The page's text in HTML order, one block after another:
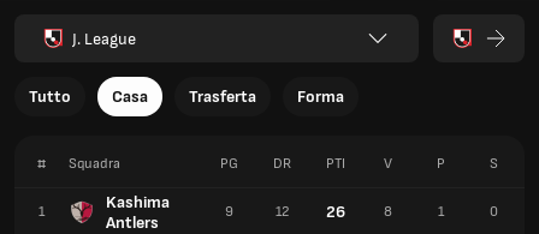
J. League
Tutto Casa Trasferta Forma
# Squadra
1
Kashima
Antlers
PG DR PTI V P S
9 12 26 8 1 0